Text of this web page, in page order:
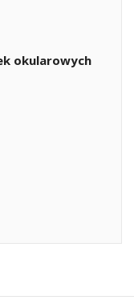
okularowych